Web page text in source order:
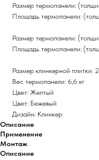
Размер термопанели:
Площадь термопанели:
Размер термопанели:
Площадь термопанели:
Размер клинкерной плитки:
Вес термопанели: 6,6 кг
Цвет: Желтый
Цвет: Бежевый
Дизайн: Клинкер
Описание
Применение
Монтаж
Описание